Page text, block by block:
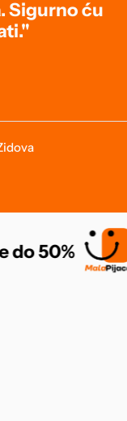
Sigurno ću
50%